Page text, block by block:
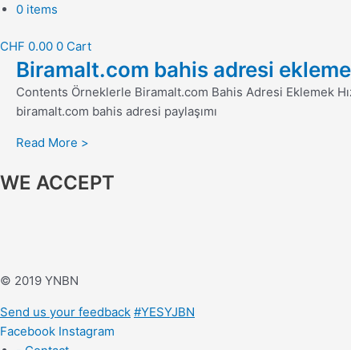
0 items
CHF 0.00 0 Cart
Biramalt.com bahis adresi ekleme
Contents Örneklerle Biramalt.com Bahis Adresi Eklemek
biramalt.com bahis adresi paylaşımı
Read More >
WE ACCEPT
© 2019 YNBN
Send us your feedback #YESYJBN
Facebook Instagram